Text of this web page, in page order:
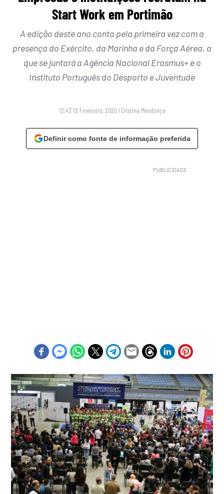
Start Work em Portimão
A edição deste ano conta pela primeira vez com a
presença do Exército, da Marinha e da Força Aérea, a
que se juntará a Agência Nacional Erasmus+ e o
Instituto Português do Desporto e Juventude
12:43 12 Fevereiro, 2020 | Cristina Mendonça
Definir como fonte de informação preferida